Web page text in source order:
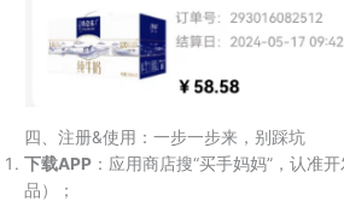
四、注册&使用：一步一步来，别踩坑
​下载APP​ ：应用商店搜“买手妈妈”，认准
品）；